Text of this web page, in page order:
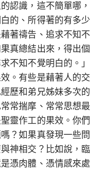
認識，這不簡單哪，
的、所得著的有多少
著禱告、追求不知不
真總結出來，得出個
不知不覺明白的。」
。有些是藉著人的交
歷和弟兄姊妹多次的
常揣摩、常常思想最
靈作工的果效。你們
？如果真發現一些問
神相交？比如說，臨
憑肉體、憑情感來處